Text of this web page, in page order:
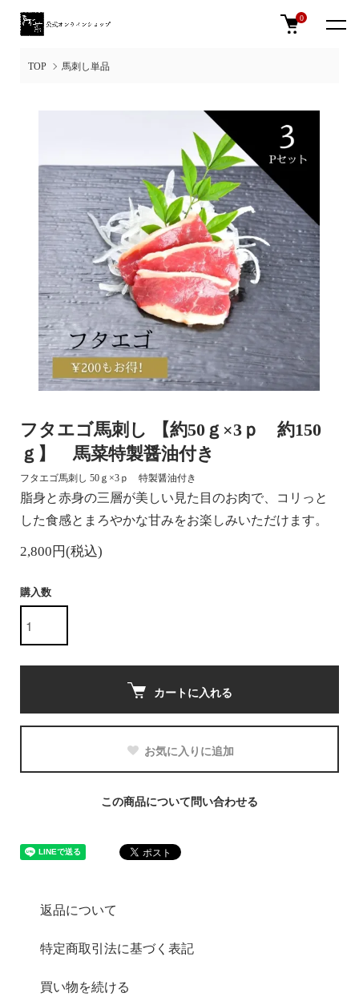
0
TOP 馬刺し単品
フタエゴ馬刺し 【約50ｇ×3ｐ 約150
ｇ】 馬菜特製醤油付き
フタエゴ馬刺し 50ｇ×3ｐ 特製醤油付き
脂身と赤身の三層が美しい見た目のお肉で、コリっと
した食感とまろやかな甘みをお楽しみいただけます。
2,800円(税込)
購入数
カートに入れる
お気に入りに追加
この商品について問い合わせる
返品について
特定商取引法に基づく表記
買い物を続ける